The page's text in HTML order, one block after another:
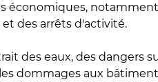
économiques,
des arrêts d'activité.
des eaux, des dangers
dommages aux